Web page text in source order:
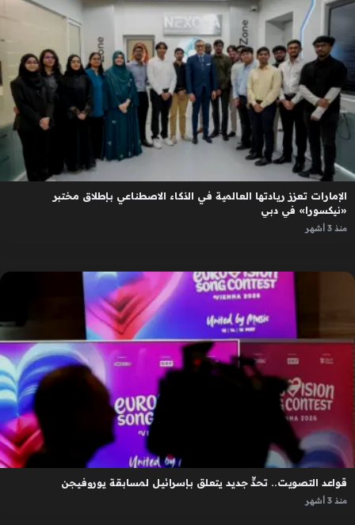
الإمارات تعزز ريادتها العالمية في الذكاء الاصطناعي بإطلاق مختبر
«نيكسورا» في دبي
منذ 3 أشهر
قواعد التصويت.. تحدٍّ جديد يتعلق بإسرائيل لمسابقة يوروفيجن
منذ 3 أشهر